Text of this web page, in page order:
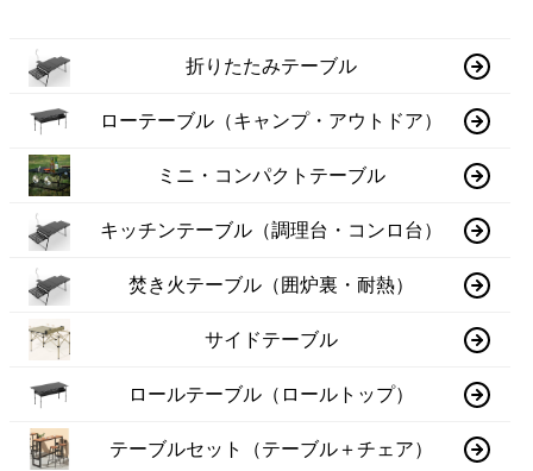
折りたたみテーブル
ローテーブル（キャンプ・アウトドア）
ミニ・コンパクトテーブル
キッチンテーブル（調理台・コンロ台）
焚き火テーブル（囲炉裏・耐熱）
サイドテーブル
ロールテーブル（ロールトップ）
テーブルセット（テーブル＋チェア）